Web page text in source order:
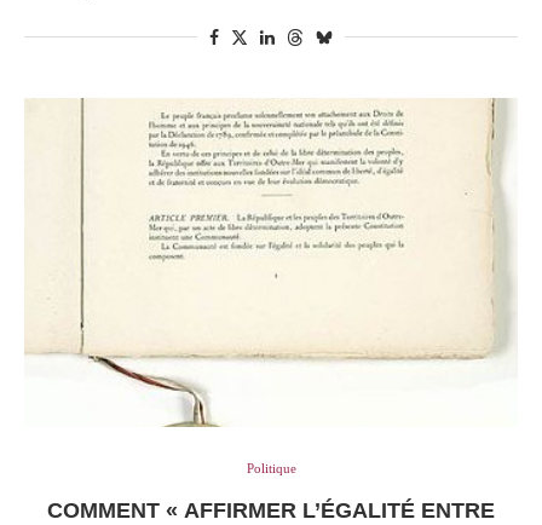
Politique
COMMENT « AFFIRMER L’ÉGALITÉ ENTRE